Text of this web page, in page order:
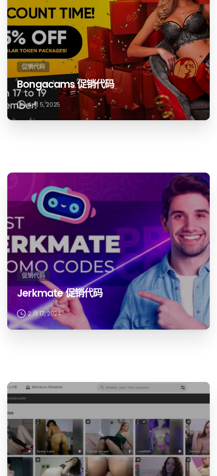
促销代码
Bongacams 促销代码
4 月 5, 2025
促销代码
Jerkmate 促销代码
2 月 17, 2024